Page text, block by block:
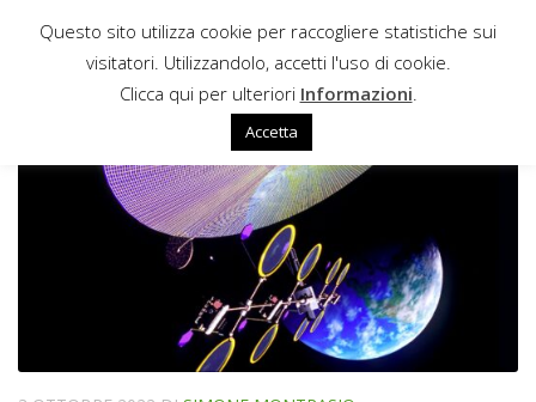
Sotto il contenuto
NET ZERO 2050
Questo sito utilizza cookie per raccogliere statistiche sui
visitatori. Utilizzandolo, accetti l'uso di cookie.
Clicca qui per ulteriori Informazioni
Accetta